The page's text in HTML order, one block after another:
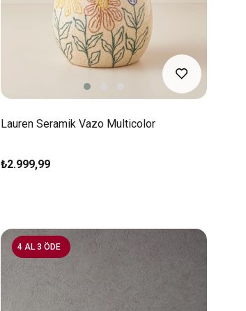
Lauren Seramik Vazo Multicolor
₺2.999,99
4 AL 3 ÖDE